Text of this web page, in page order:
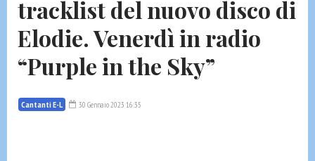
e
n
v
g
e
tracklist del nuovo disco di
Elodie. Venerdì in radio
“Purple in the Sky”
Cantanti E-L 30 Gennaio 2023 16:35